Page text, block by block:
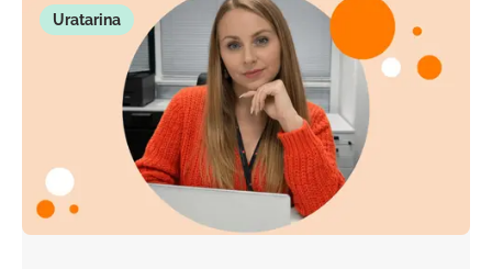
Uratarina